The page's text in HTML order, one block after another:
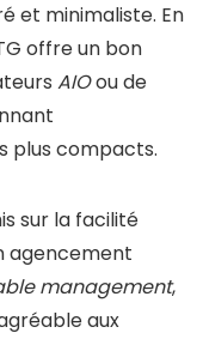
et minimaliste. En
offre un bon
AIOou de
plus compacts.
sur la facilité
agencement
management,
aux